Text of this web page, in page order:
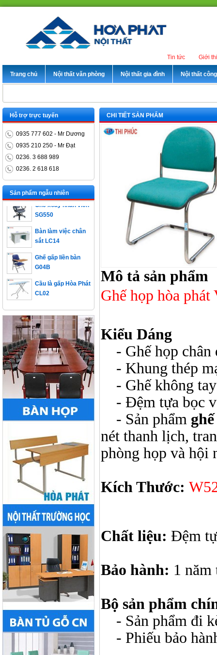
Giới
Tin tức
Trang chủ Nội thất văn phòng Nội thất gia đình Nội thất
CHI TIẾT SẢN PHẨM
Mô tả sản phẩm
Ghế họp hòa phát
Kiểu Dáng
- Ghế họp chân
- Khung thép
- Ghế không tay
- Đệm tựa bọc
- Sản phẩm
nét thanh lịch,
phòng họp và hội
Kích Thước:
Chất liệu: Đệm
Bảo hành: 1 năm
Bộ sản phẩm
- Sản phẩm đi
- Phiếu bảo
Hỗ trợ trực tuyến
0935 777 602 - Mr Dương
0935 210 250 - Mr Đạt
0236. 3 688 989
0236. 2 618 618
Sản phẩm ngẫu nhiên
Bàn trưởng phòng
ET1400D
Ghế xoay nhân viên
SG550
sắt LC14
G04B
CL02